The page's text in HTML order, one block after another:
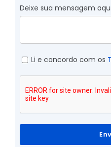
Deixe sua mensagem aqui
Li e concordo com os